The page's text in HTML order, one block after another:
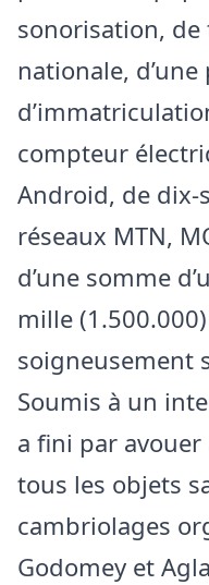
sonorisation, de
nationale,
compteur
Android, de dix-
réseaux MTN,
d’une somme
mille
soigneusement
Soumis à un
a fini par
tous les objets
cambriolages
Godomey et